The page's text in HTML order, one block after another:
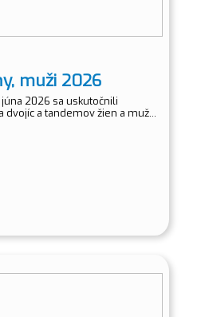
muži 2026
júna 2026 sa uskutočnili
dvojíc a tandemov žien a muž...